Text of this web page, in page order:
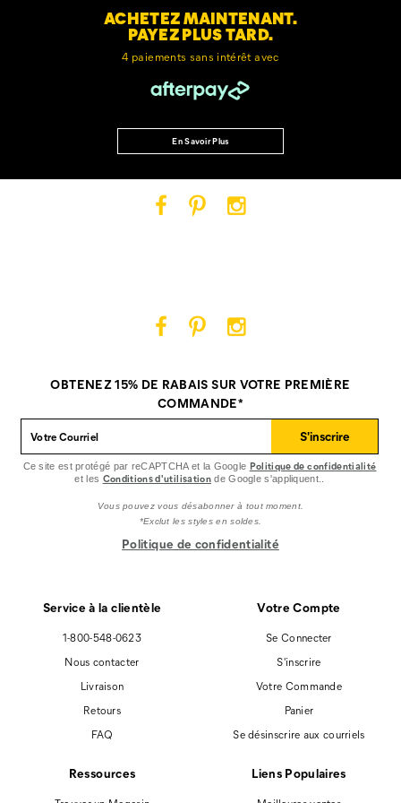
ACHETEZ MAINTENANT.
PAYEZ PLUS TARD.
4 paiements sans intérêt avec
En Savoir Plus
Service à la clientèle
1-800-548-0623
Nous contacter
Livraison
Retours
FAQ
Votre Compte
Se Connecter
S'inscrire
Votre Commande
Panier
Se désinscrire aux courriels
Ressources Liens Populaires
sur
Facebook
sur
Pinterest
sur
Instagram
OBTENEZ 15% DE RABAIS SUR VOTRE PREMIÈRE
COMMANDE*
S'inscrire
Ce site est protégé par reCAPTCHA et la Google Politique de confidentialité
et les Conditions d'utilisation de Google s'appliquent..
Vous pouvez vous désabonner à tout moment.
*Exclut les styles en soldes.
Politique de confidentialité